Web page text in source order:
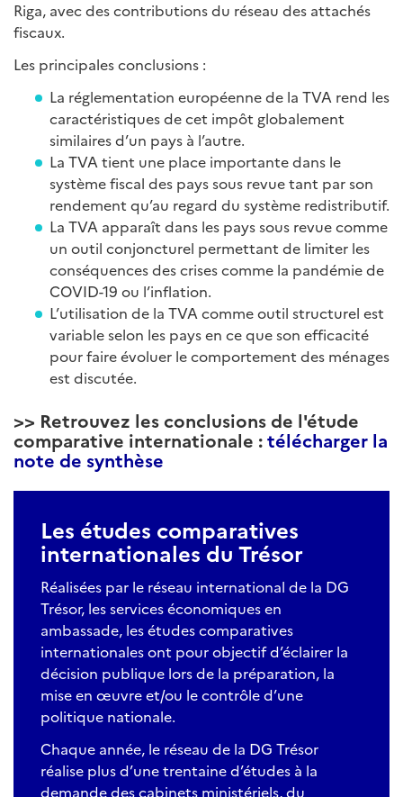
Riga, avec des contributions du réseau des attachés
fiscaux.
Les principales conclusions :
La réglementation européenne de la TVA rend les
caractéristiques de cet impôt globalement
similaires d’un pays à l’autre.
La TVA tient une place importante dans le
système fiscal des pays sous revue tant par son
rendement qu’au regard du système redistributif.
La TVA apparaît dans les pays sous revue comme
un outil conjoncturel permettant de limiter les
conséquences des crises comme la pandémie de
COVID-19 ou l’inflation.
L’utilisation de la TVA comme outil structurel est
variable selon les pays en ce que son efficacité
pour faire évoluer le comportement des ménages
est discutée.
>> Retrouvez les conclusions de l'étude
comparative internationale :télécharger la
note de synthèse
Les études comparatives
internationales du Trésor
Réalisées par le réseau international de la DG
Trésor, les services économiques en
ambassade, les études comparatives
internationales ont pour objectif d’éclairer la
décision publique lors de la préparation, la
mise en œuvre et/ou le contrôle d’une
politique nationale.
Chaque année, le réseau de la DG Trésor
réalise plus d’une trentaine d’études à la
demande des cabinets ministériels, du